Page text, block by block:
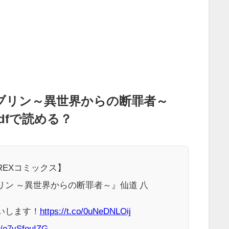
リン～異世界からの断罪者～
で読める？
コミックス】
ン ～異世界からの断罪者～』仙道 八
します！ https://t.co/0uNeDNLOij